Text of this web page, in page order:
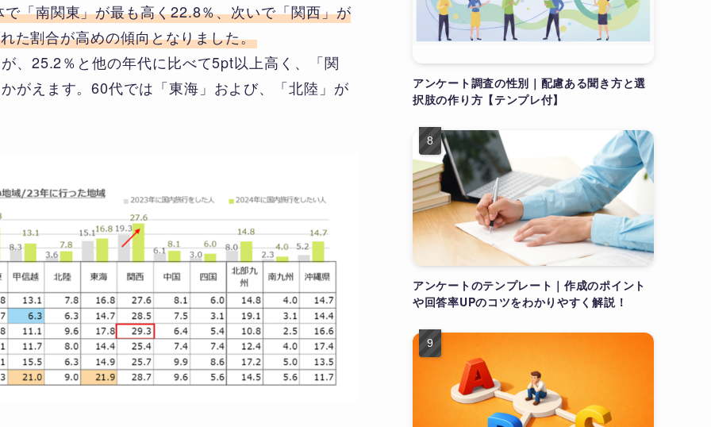
で「南関東」が最も高く22.8％、次いで「関西」が
た割合が高めの傾向となりました。
、25.2％と他の年代に比べて5pt以上高く、「関
がえます。60代では「東海」および、「北陸」が
アンケート調査の性別｜配慮ある聞き方と選
択肢の作り方【テンプレ付】
アンケートのテンプレート｜作成のポイント
や回答率UPのコツをわかりやすく解説！